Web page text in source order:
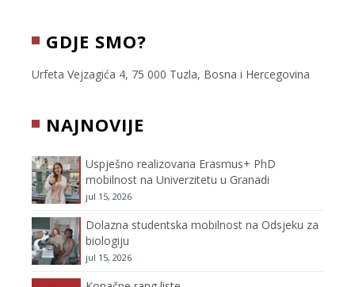
c
e
o
o
k
i
t
e
r
t
r
T
e
GDJE SMO?
Urfeta Vejzagića 4, 75 000 Tuzla, Bosna i Hercegovina
NAJNOVIJE
Uspješno realizovana Erasmus+ PhD
mobilnost na Univerzitetu u Granadi
jul 15, 2026
Dolazna studentska mobilnost na Odsjeku za
biologiju
jul 15, 2026